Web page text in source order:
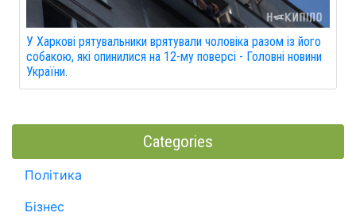
У Харкові рятувальники врятували чоловіка разом із його
собакою, які опинилися на 12-му поверсі - Головні новини
України.
Categories
Політика
Бізнес